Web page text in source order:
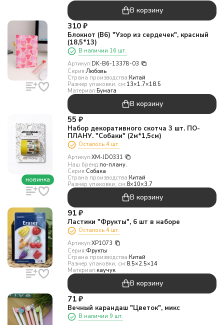
В корзину
310 ₽
Блокнот (B6) "Узор из сердечек", красный
(18,5*13)
В наличии 16 шт.
Артикул:DK-B6-13378-03
Серия:Любовь
Страна производства:Китай
Размер упаковки, см:13×1.7×18.5
Материал:Бумага
В корзину
новинка
55 ₽
Набор декоративного скотча 3 шт. ПО-
ПЛАНУ. "Собаки" (2м*1,5см)
Осталось 4 шт.
Артикул:XM-JD0331
Наш бренд:по-плану.
Серия:Собака
Страна производства:Китай
Размер упаковки, см:8×10×3.7
В корзину
91 ₽
Ластики "Фрукты", 6 шт в наборе
Осталось 4 шт.
Артикул:XP1073
Серия:Фрукты
Страна производства:Китай
Размер упаковки, см:8.5×2.5×14
Материал:каучук
В корзину
71 ₽
Вечный карандаш "Цветок", микс
В наличии 9 шт.